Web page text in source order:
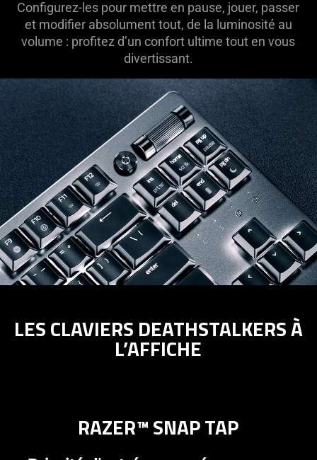
Configurez-les pour mettre en pause, jouer, passer
et modifier absolument tout, de la luminosité au
volume : profitez d’un confort ultime tout en vous
divertissant.
LES CLAVIERS DEATHSTALKERS À
L’AFFICHE
RAZER™ SNAP TAP